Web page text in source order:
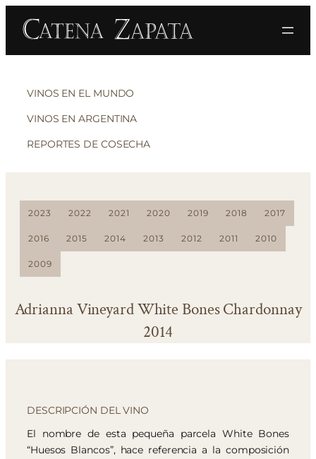
VINOS EN EL MUNDO
VINOS EN ARGENTINA
REPORTES DE COSECHA
2023 2022 2021 2020 2019 2018 2017
2016 2015 2014 2013 2012 2011 2010
2009
Adrianna Vineyard White Bones Chardonnay
2014
DESCRIPCIÓN DEL VINO
El nombre de esta pequeña parcela White Bones
“Huesos Blancos”, hace referencia a la composición